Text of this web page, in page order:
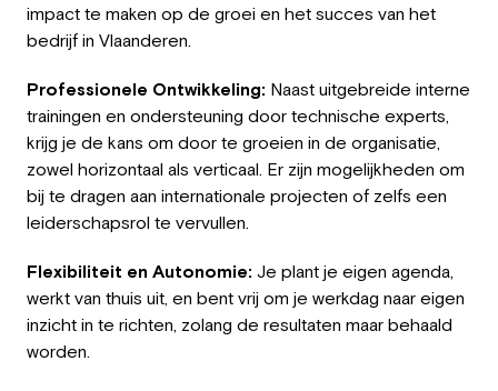
impact te maken op de groei en het succes van het
bedrijf in Vlaanderen.
Professionele Ontwikkeling: Naast uitgebreide interne
trainingen en ondersteuning door technische experts,
krijg je de kans om door te groeien in de organisatie,
zowel horizontaal als verticaal. Er zijn mogelijkheden om
bij te dragen aan internationale projecten of zelfs een
leiderschapsrol te vervullen.
Flexibiliteit en Autonomie: Je plant je eigen agenda,
werkt van thuis uit, en bent vrij om je werkdag naar eigen
inzicht in te richten, zolang de resultaten maar behaald
worden.